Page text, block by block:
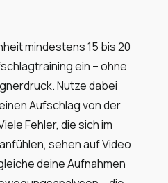
mindestens 15 bis 20
ein – ohne
Nutze dabei
Aufschlag von der
Fehler, die sich im
sehen auf Video
deine Aufnahmen